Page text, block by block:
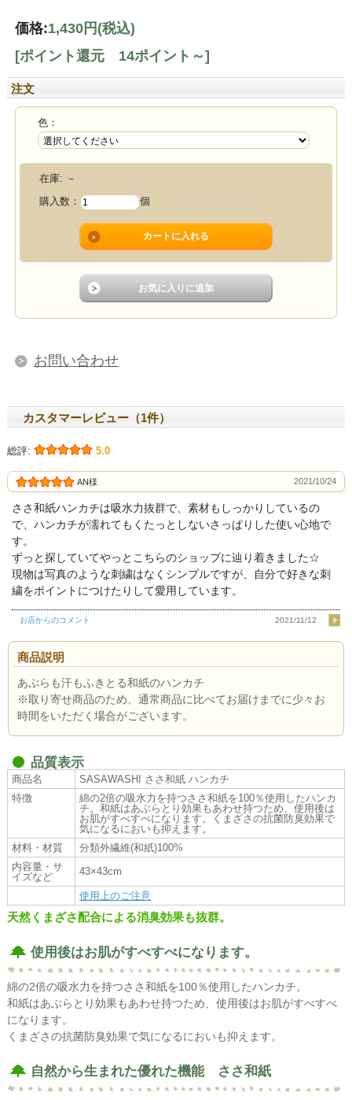
価格:1,430円 (税込)
[ポイント還元 14ポイント～]
注文
色：
在庫: －
購入数：
個
お問い合わせ
カスタマーレビュー（1件）
総評: 5.0
AN様 2021/10/24
ささ和紙ハンカチは吸水力抜群で、素材もしっかりしているの
で、ハンカチが濡れてもくたっとしないさっぱりした使い心地で
す。
ずっと探していてやっとこちらのショップに辿り着きました☆
現物は写真のような刺繍はなくシンプルですが、自分で好きな刺
繍をポイントにつけたりして愛用しています。
お店からのコメント 2021/11/12
商品説明
あぶらも汗もふきとる和紙のハンカチ
※取り寄せ商品のため、通常商品に比べてお届けまでに少々お
時間をいただく場合がございます。
品質表示
商品名
SASAWASHI ささ和紙 ハンカチ
特徴
綿の2倍の吸水力を持つささ和紙を100％使用したハンカ
チ。和紙はあぶらとり効果もあわせ持つため、使用後は
お肌がすべすべになります。くまざさの抗菌防臭効果で
気になるにおいも抑えます。
材料・材質
分類外繊維(和紙)100%
内容量・サ
イズなど
43×43cm
使用上のご注意
天然くまざさ配合による消臭効果も抜群。
使用後はお肌がすべすべになります。
綿の2倍の吸水力を持つささ和紙を100％使用したハンカチ。
和紙はあぶらとり効果もあわせ持つため、使用後はお肌がすべすべ
になります。
くまざさの抗菌防臭効果で気になるにおいも抑えます。
自然から生まれた優れた機能 ささ和紙